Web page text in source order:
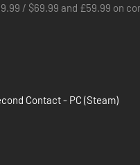
/ $69.99 and £59.99 on
Contact - PC (Steam)